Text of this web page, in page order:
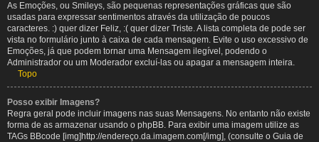
As Emoções, ou Smileys, são pequenas representações gráficas que são
usadas para expressar sentimentos através da utilização de poucos
caracteres. :) quer dizer Feliz, :( quer dizer Triste. A lista completa de pode ser
vista no formulário junto à caixa de cada mensagem. Evite o uso excessivo de
Emoções, já que podem tornar uma Mensagem ilegível, podendo o
Administrador ou um Moderador excluí-las ou apagar a mensagem inteira.
Topo
Posso exibir Imagens?
Regra geral pode incluir imagens nas suas Mensagens. No entanto não existe
forma de as armazenar usando o phpBB. Para exibir uma imagem utilize as
TAGs BBcode [img]http://endereço.da.imagem.com[/img], (consulte o Guia de